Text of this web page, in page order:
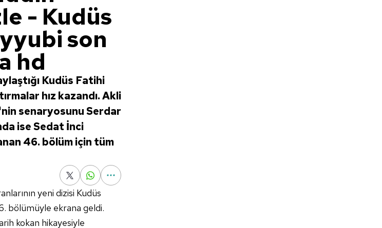
- Kudüs
son
hd
Kudüs Fatihi
hız kazandı. Akli
senaryosunu Serdar
ise Sedat İnci
46. bölüm için tüm
yeni dizisi Kudüs
bölümüyle ekrana geldi.
kokan hikayesiyle